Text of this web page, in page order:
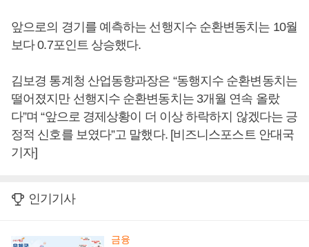
앞으로의 경기를 예측하는 선행지수 순환변동치는 10월
보다 0.7포인트 상승했다.
김보경 통계청 산업동향과장은 “동행지수 순환변동치는
떨어졌지만 선행지수 순환변동치는 3개월 연속 올랐
다”며 “앞으로 경제상황이 더 이상 하락하지 않겠다는 긍
정적 신호를 보였다”고 말했다. [비즈니스포스트 안대국
기자]
인기기사
금융